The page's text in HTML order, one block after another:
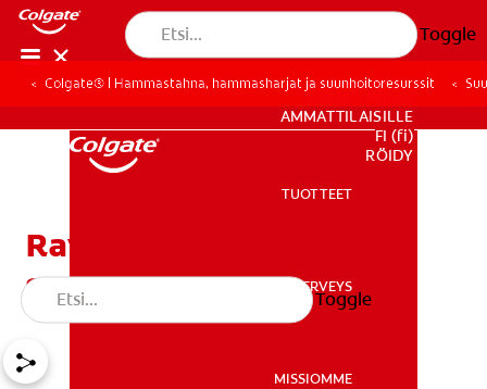
Toggle
SUUN TERVEYS
KULUTTAJILLE
AMMATTILAISILLE
FI (fi)
REKISTERÖIDY
TUOTTEET
SUUN TERVEYS
MISSIOMME
Toggle
Colgate® | Hammastahna, hammasharjat ja suunhoitoresurssit
Ravinnon vaikutus
suunterveyteen